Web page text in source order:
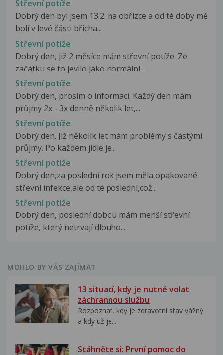
Střevní potíže
Dobrý den byl jsem 13.2. na obřízce a od té doby mě
bolí v levé části břicha...
Střevní potíže
Dobrý den, již 2 měsíce mám střevní potíže. Ze
začátku se to jevilo jako normální...
Střevní potíže
Dobrý den, prosím o informaci. Každý den mám
průjmy 2x - 3x denně několik let,...
Střevní potíže
Dobrý den. Již několik let mám problémy s častými
průjmy. Po každém jídle je...
Střevní potíže
Dobrý den,za poslední rok jsem měla opakované
střevní infekce,ale od té poslední,což...
Střevní potíže
Dobrý den, poslední dobou mám menší střevní
potíže, který netrvají dlouho...
MOHLO BY VÁS ZAJÍMAT
13 situací, kdy je nutné volat
záchrannou službu
Rozpoznat, kdy je zdravotní stav vážný
a kdy už je...
Stáhněte si: První pomoc do